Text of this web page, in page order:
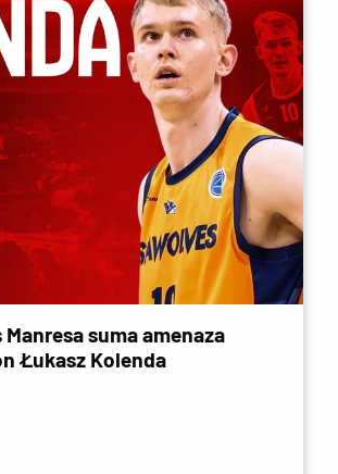
Manresa suma amenaza
Łukasz Kolenda